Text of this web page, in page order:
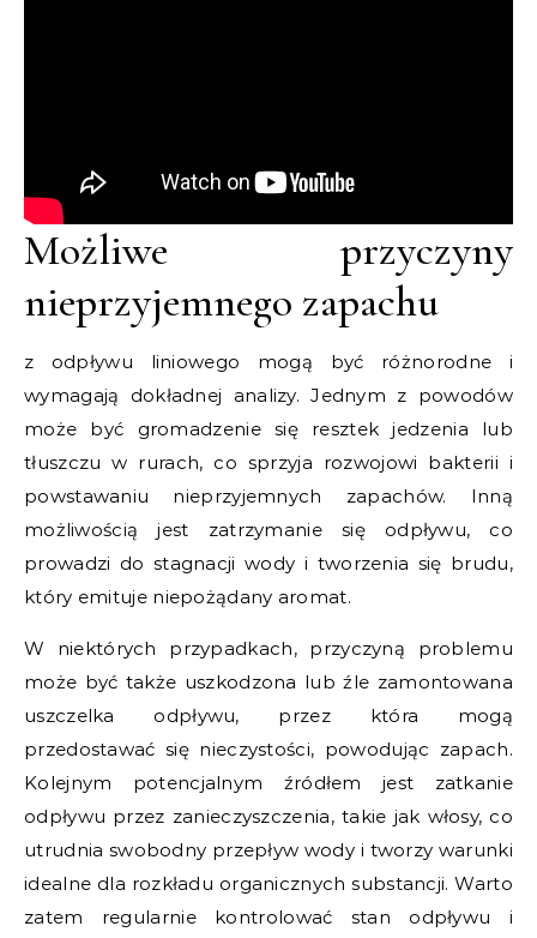
Możliwe przyczyny
nieprzyjemnego zapachu
z odpływu liniowego mogą być różnorodne i
wymagają dokładnej analizy. Jednym z powodów
może być gromadzenie się resztek jedzenia lub
tłuszczu w rurach, co sprzyja rozwojowi bakterii i
powstawaniu nieprzyjemnych zapachów. Inną
możliwością jest zatrzymanie się odpływu, co
prowadzi do stagnacji wody i tworzenia się brudu,
który emituje niepożądany aromat.
W niektórych przypadkach, przyczyną problemu
może być także uszkodzona lub źle zamontowana
uszczelka odpływu, przez która mogą
przedostawać się nieczystości, powodując zapach.
Kolejnym potencjalnym źródłem jest zatkanie
odpływu przez zanieczyszczenia, takie jak włosy, co
utrudnia swobodny przepływ wody i tworzy warunki
idealne dla rozkładu organicznych substancji. Warto
zatem regularnie kontrolować stan odpływu i